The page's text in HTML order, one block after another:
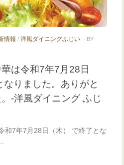
情報 / 洋風ダイニングふじい · BY
は令和7年7月28日
なりました。ありがと
-洋風ダイニング ふじ
和7年7月28日（木） で終了とな